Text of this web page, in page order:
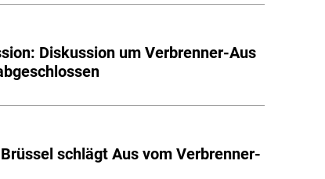
Diskussion um Verbrenner-Aus
schlägt Aus vom Verbrenner-